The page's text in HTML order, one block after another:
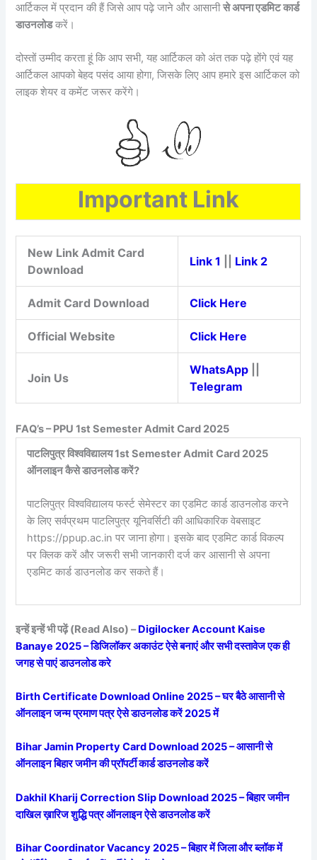
आर्टिकल में प्रदान की हैं जिसे आप पढ़े जाने और आसानीसे अपना एडमिट कार्ड
डाउनलोडकरें।
दोस्तों उम्मीद करता हूं कि आप सभी, यह आर्टिकल को अंत तक पढ़े होंगे एवं यह
आर्टिकल आपको बेहद पसंद आया होगा, जिसके लिए आप हमारे इस आर्टिकल को
लाइक शेयर व कमेंट जरूर करेंगे।
Important Link
New Link Admit Card
Download
Link 1 Link 2
Admit Card Download Click Here
Official Website Click Here
Join Us
WhatsApp
Telegram
FAQ’s – PPU 1st Semester Admit Card 2025
पाटलिपुत्र विश्वविद्यालय 1st Semester Admit Card 2025
ऑनलाइन कैसे डाउनलोड करें?
पाटलिपुत्र विश्वविद्यालय फर्स्ट सेमेस्टर का एडमिट कार्ड डाउनलोड करने
के लिए सर्वप्रथम पाटलिपुत्र यूनिवर्सिटी की आधिकारिक वेबसाइट
https://ppup.ac.in पर जाना होगा। इसके बाद एडमिट कार्ड विकल्प
पर क्लिक करें और जरूरी सभी जानकारी दर्ज कर आसानी से अपना
एडमिट कार्ड डाउनलोड कर सकते हैं।
इन्हें इन्हें भी पढ़ें (Read Also) –Digilocker Account Kaise
Banaye 2025 – डिजिलॉकर अकाउंट ऐसे बनाएं और सभी दस्तावेज एक ही
जगह से पाएं डाउनलोड करे
Birth Certificate Download Online 2025 – घर बैठे आसानी से
ऑनलाइन जन्म प्रमाण पत्र ऐसे डाउनलोड करें 2025 में
Bihar Jamin Property Card Download 2025 – आसानी से
ऑनलाइन बिहार जमीन की प्रॉपर्टी कार्ड डाउनलोड करें
Dakhil Kharij Correction Slip Download 2025 – बिहार जमीन
दाखिल ख़ारिज शुद्धि पत्र ऑनलाइन ऐसे डाउनलोड करें
Bihar Coordinator Vacancy 2025 – बिहार में जिला और ब्लॉक में